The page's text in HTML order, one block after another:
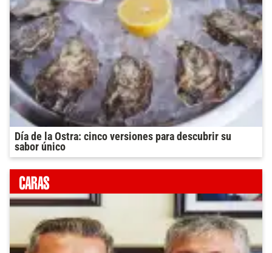
Día de la Ostra: cinco versiones para descubrir su
sabor único